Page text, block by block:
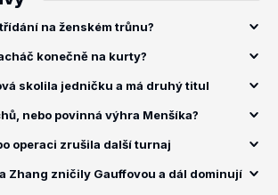
na ženském trůnu?
konečně na kurty?
skolila jedničku a má druhý titul
nebo povinná výhra Menšíka?
operaci zrušila další turnaj
Zhang zničily Gauffovou a dál dominují